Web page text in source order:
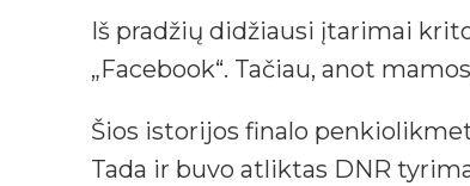
Iš pradžių didžiausi įtarimai
„Facebook“. Tačiau, anot
Šios istorijos finalo
Tada ir buvo atliktas DNR